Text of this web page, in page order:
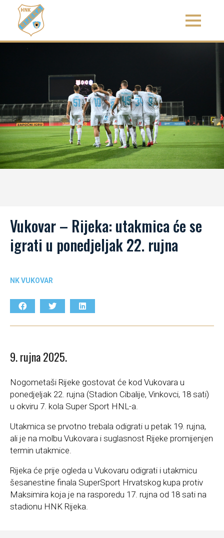
Vukovar – Rijeka: utakmica će se
igrati u ponedjeljak 22. rujna
NK VUKOVAR
9. rujna 2025.
Nogometaši Rijeke gostovat će kod Vukovara u
ponedjeljak 22. rujna (Stadion Cibalije, Vinkovci, 18 sati)
u okviru 7. kola Super Sport HNL-a.
Utakmica se prvotno trebala odigrati u petak 19. rujna,
ali je na molbu Vukovara i suglasnost Rijeke promijenjen
termin utakmice.
Rijeka će prije ogleda u Vukovaru odigrati i utakmicu
šesanestine finala SuperSport Hrvatskog kupa protiv
Maksimira koja je na rasporedu 17. rujna od 18 sati na
stadionu HNK Rijeka.